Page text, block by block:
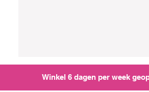
Winkel 6 dagen per week